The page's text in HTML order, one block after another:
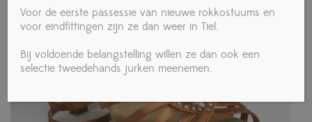
Voor de eerste passessie van nieuwe rokkostuums en
voor eindfittingen zijn ze dan weer in Tiel.
Bij voldoende belangstelling willen ze dan ook een
selectie tweedehands jurken meenemen.